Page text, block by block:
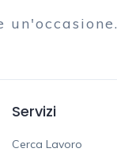
un'occasione.
Servizi
Cerca Lavoro